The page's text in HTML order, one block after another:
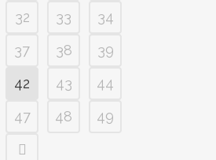
32 33
34
37 38
39
42 43
44
47 48
49